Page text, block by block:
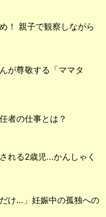
！ 親子で観察しながら
が尊敬する「ママタ
者の仕事とは？
れる2歳児...かんしゃく
け…」妊娠中の孤独への